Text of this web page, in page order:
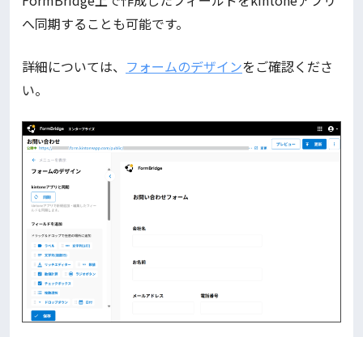
へ同期することも可能です。
詳細については、 フォームのデザインをご確認くださ
い。